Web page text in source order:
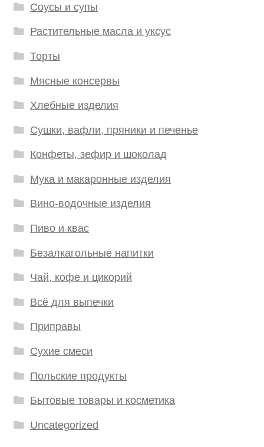
Соусы и супы
Растительные масла и уксус
Торты
Мясные консервы
Хлебные изделия
Сушки, вафли, пряники и печенье
Конфеты, зефир и шоколад
Мука и макаронные изделия
Вино-водочные изделия
Пиво и квас
Безалкагольные напитки
Чай, кофе и цикорий
Всё для выпечки
Приправы
Сухие смеси
Польские продукты
Бытовые товары и косметика
Uncategorized